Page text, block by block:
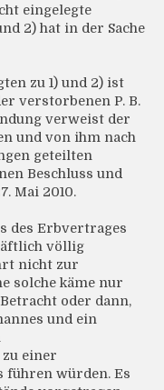
eingelegte
2) hat in der Sache
zu 1) und 2) ist
verstorbenen P. B.
verweist der
und von ihm nach
geteilten
Beschluss und
Mai 2010.
des Erbvertrages
völlig
nicht zur
solche käme nur
oder dann,
und ein
einer
führen würden. Es